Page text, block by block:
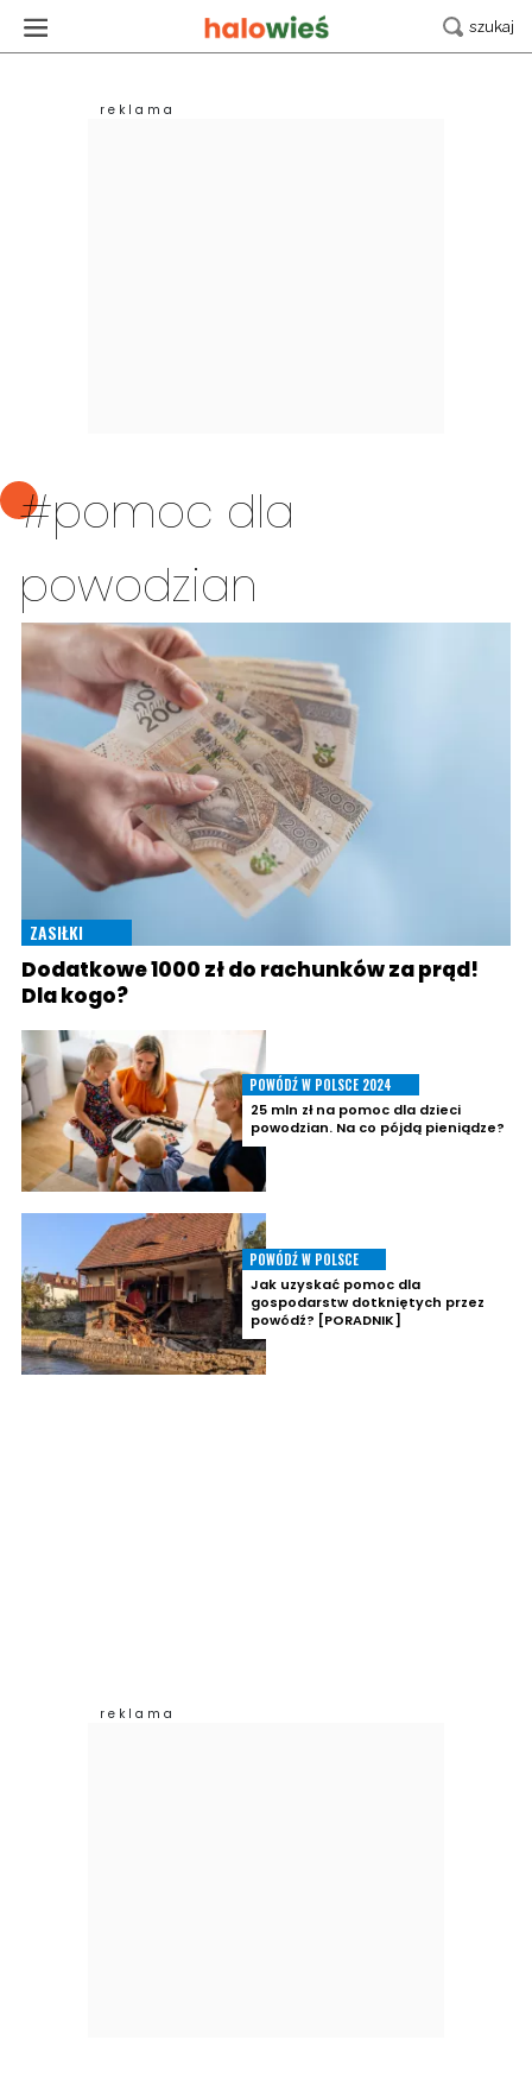
#pomoc dla
powodzian
ZASIŁKI
Dodatkowe 1000 zł do rachunków za prąd!
Dla kogo?
POWÓDŹ W POLSCE 2024
25 mln zł na pomoc dla dzieci
powodzian. Na co pójdą pieniądze?
POWÓDŹ W POLSCE
Jak uzyskać pomoc dla
gospodarstw dotkniętych przez
powódź? [PORADNIK]